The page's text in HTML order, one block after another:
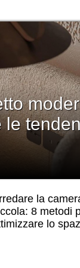
le
la
8 metodi
lo